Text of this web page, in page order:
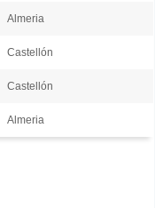
Almeria
Castellón
Castellón
Almeria